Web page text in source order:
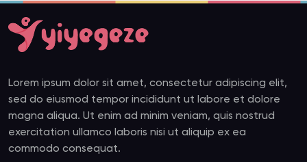
Lorem ipsum dolor sit amet, consectetur adipiscing elit,
sed do eiusmod tempor incididunt ut labore et dolore
magna aliqua. Ut enim ad minim veniam, quis nostrud
exercitation ullamco laboris nisi ut aliquip ex ea
commodo consequat.